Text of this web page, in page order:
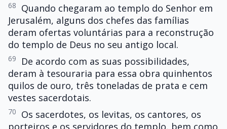
68
Quando chegaram ao templo do Senhor em
Jerusalém, alguns dos chefes das famílias
deram ofertas voluntárias para a reconstrução
do templo de Deus no seu antigo local.
69
De acordo com as suas possibilidades,
deram à tesouraria para essa obra quinhentos
quilos de ouro, três toneladas de prata e cem
vestes sacerdotais.
70
Os sacerdotes, os levitas, os cantores, os
porteiros e os servidores do templo, bem como